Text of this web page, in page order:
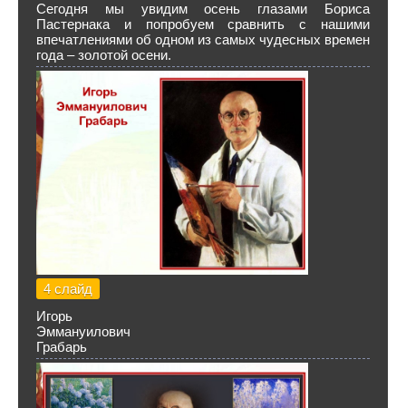
Сегодня мы увидим осень глазами Бориса
Пастернака и попробуем сравнить с нашими
впечатлениями об одном из самых чудесных времен
года – золотой осени.
4 слайд
Игорь
Эммануилович
Грабарь